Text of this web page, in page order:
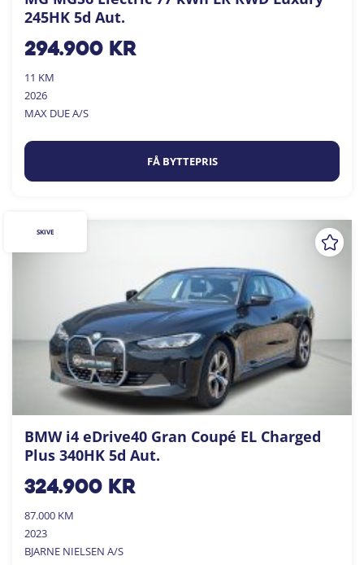
245HK 5d Aut.
294.900kr
11 KM
2026
MAX DUE A/S
FÅ BYTTEPRIS
BMW i4 eDrive40 Gran Coupé EL Charged
Plus 340HK 5d Aut.
324.900kr
87.000 KM
2023
BJARNE NIELSEN A/S
SKIVE